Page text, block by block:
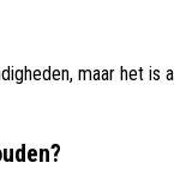
maar het